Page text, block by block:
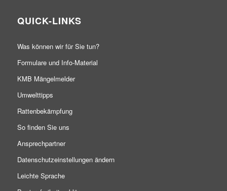
QUICK-LINKS
Was können wir für Sie tun?
Formulare und Info-Material
KMB Mängelmelder
Umwelttipps
Rattenbekämpfung
So finden Sie uns
Ansprechpartner
Datenschutzeinstellungen ändern
Leichte Sprache